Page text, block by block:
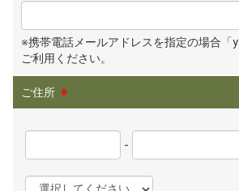
※携帯電話メールアドレスを指定の場合
ご利用ください。
ご住所 ※
-